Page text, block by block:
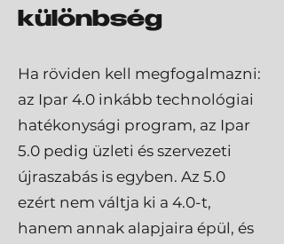
különbség
Ha röviden kell megfogalmazni:
az Ipar 4.0 inkább technológiai
hatékonysági program, az Ipar
5.0 pedig üzleti és szervezeti
újraszabás is egyben. Az 5.0
ezért nem váltja ki a 4.0-t,
hanem annak alapjaira épül, és